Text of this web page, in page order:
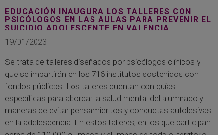
EDUCACIÓN INAUGURA LOS TALLERES CON
PSICÓLOGOS EN LAS AULAS PARA PREVENIR EL
SUICIDIO ADOLESCENTE EN VALENCIA
19/01/2023
Se trata de talleres diseñados por psicólogos clínicos y
que se impartirán en los 716 institutos sostenidos con
fondos públicos. Los talleres cuentan con guías
específicas para abordar la salud mental del alumnado y
maneras de evitar pensamientos y conductas autolesivas
en la adolescencia. En estos talleres, en los que participan